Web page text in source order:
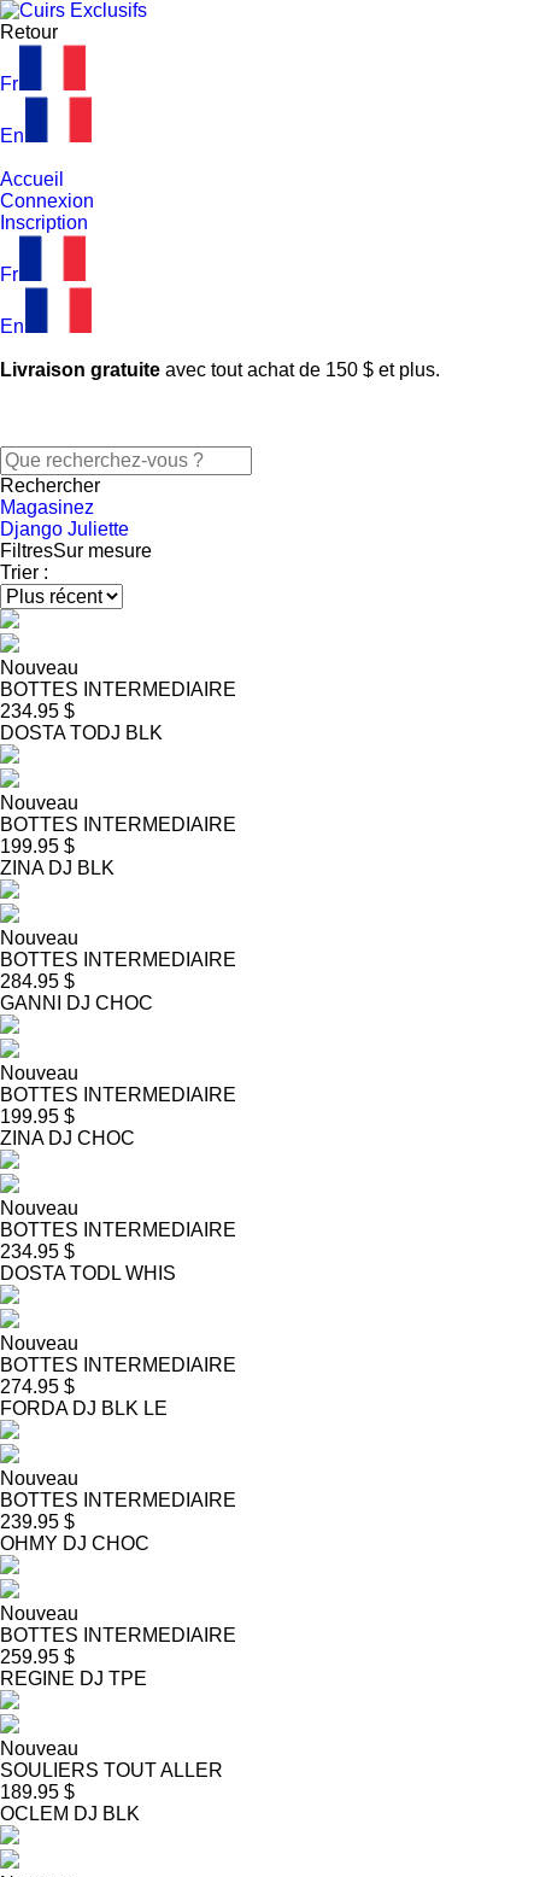
Retour
Fr
En
Accueil
Connexion
Inscription
Fr
En
Livraison gratuite avec tout achat de 150 $ et plus.
Rechercher
Magasinez
Django Juliette
FiltresSur mesure
Trier :
Nouveau
BOTTES INTERMEDIAIRE
234.95 $
DOSTA TODJ BLK
Nouveau
BOTTES INTERMEDIAIRE
199.95 $
ZINA DJ BLK
Nouveau
BOTTES INTERMEDIAIRE
284.95 $
GANNI DJ CHOC
Nouveau
BOTTES INTERMEDIAIRE
199.95 $
ZINA DJ CHOC
Nouveau
BOTTES INTERMEDIAIRE
234.95 $
DOSTA TODL WHIS
Nouveau
BOTTES INTERMEDIAIRE
274.95 $
FORDA DJ BLK LE
Nouveau
BOTTES INTERMEDIAIRE
239.95 $
OHMY DJ CHOC
Nouveau
BOTTES INTERMEDIAIRE
259.95 $
REGINE DJ TPE
Nouveau
SOULIERS TOUT ALLER
189.95 $
OCLEM DJ BLK